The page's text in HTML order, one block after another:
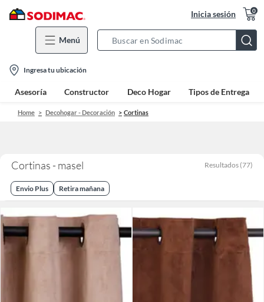
Inicia sesión 0
Menú
Bar
location-
icon
Ingresa tu ubicación
Asesoría Constructor Deco Hogar Tipos de Entrega
Home Decohogar - Decoración Cortinas
Cortinas - masel Resultados (77)
Envio Plus Retira mañana